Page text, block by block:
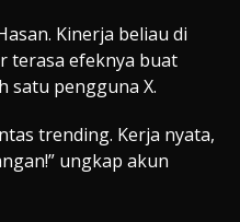
Kinerja beliau di
terasa efeknya buat
satu pengguna X.
trending. Kerja nyata,
ungkap akun